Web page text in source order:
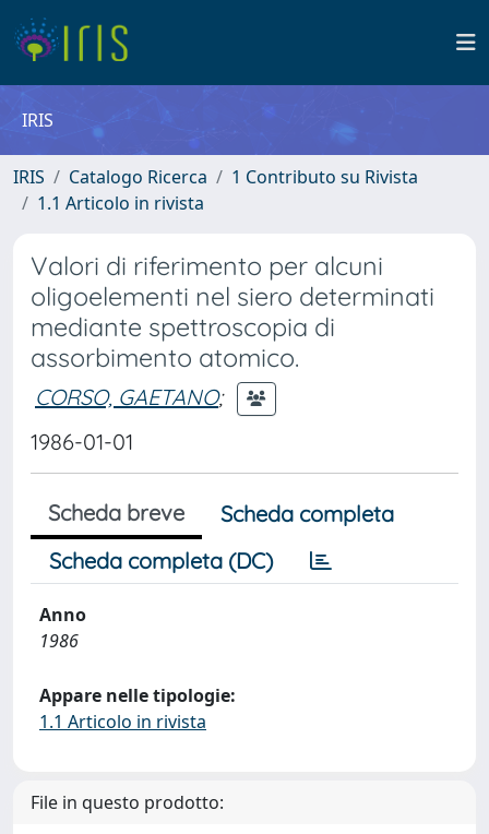
IRIS
IRIS Catalogo Ricerca
1 Contributo su Rivista
1.1 Articolo in rivista
Valori di riferimento per alcuni
oligoelementi nel siero determinati
mediante spettroscopia di
assorbimento atomico.
CORSO, GAETANO;
1986-01-01
Scheda breve
Scheda completa
Scheda completa (DC)
Anno
1986
Appare nelle tipologie:
1.1 Articolo in rivista
File in questo prodotto: